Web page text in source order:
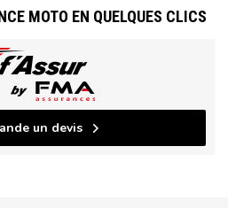
MOTO EN QUELQUES CLICS
un devis